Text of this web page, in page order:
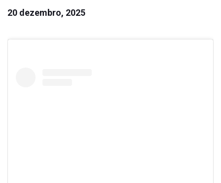
20 dezembro, 2025